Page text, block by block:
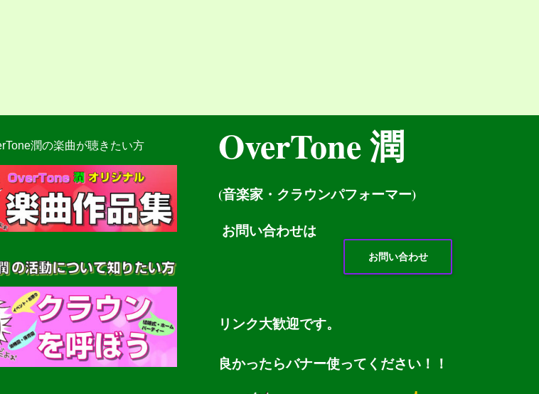
OverTone 潤
(音楽家・クラウンパフォーマー)
お問い合わせは
お問い合わせ
リンク大歓迎です。
良かったらバナー使ってください！！